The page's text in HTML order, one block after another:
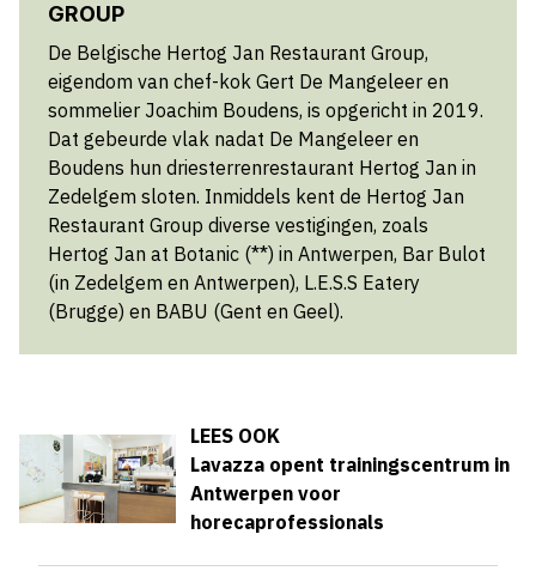
GROUP
De Belgische Hertog Jan Restaurant Group,
eigendom van chef-kok Gert De Mangeleer en
sommelier Joachim Boudens, is opgericht in 2019.
Dat gebeurde vlak nadat De Mangeleer en
Boudens hun driesterrenrestaurant Hertog Jan in
Zedelgem sloten. Inmiddels kent de Hertog Jan
Restaurant Group diverse vestigingen, zoals
Hertog Jan at Botanic (**) in Antwerpen, Bar Bulot
(in Zedelgem en Antwerpen), L.E.S.S Eatery
(Brugge) en BABU (Gent en Geel).
LEES OOK
Lavazza opent trainingscentrum in
Antwerpen voor
horecaprofessionals